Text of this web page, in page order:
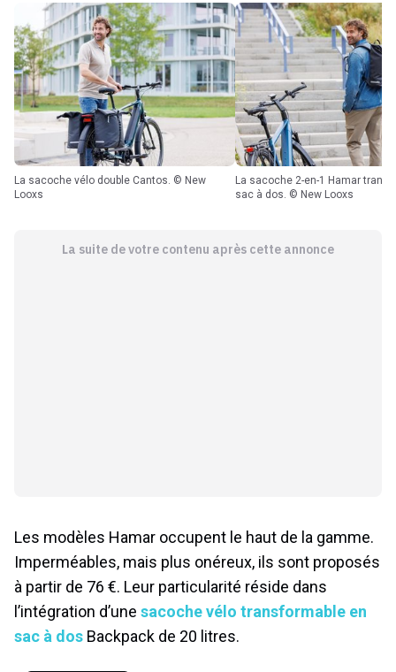
La sacoche vélo double Cantos. © New
Looxs
La sacoche 2-en-1 Hamar transformable en
sac à dos. © New Looxs
La suite de votre contenu après cette annonce
Les modèles Hamar occupent le haut de la gamme.
Imperméables, mais plus onéreux, ils sont proposés
à partir de 76 €. Leur particularité réside dans
l’intégration d’une sacoche vélo transformable en
sac à dos Backpack de 20 litres.